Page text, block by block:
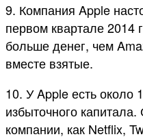
9. Компания Apple
первом квартале 2014
больше денег, чем
вместе взятые.
10. У Apple есть
избыточного
компании, как Netflix,